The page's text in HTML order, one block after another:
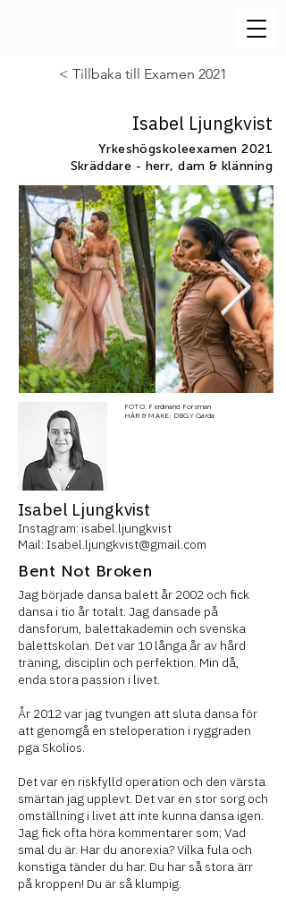
< Tillbaka till Examen 2021
Isabel Ljungkvist
Yrkeshögskoleexamen 2021
Skräddare - herr, dam & klänning
FOTO: Ferdinand Forsman
HÅR & MAKE: DBGY Gårda
Isabel Ljungkvist
Instagram: isabel.ljungkvist
Mail: Isabel.ljungkvist@gmail.com
Bent Not Broken
Jag började dansa balett år 2002 och fick
dansa i tio år totalt. Jag dansade på
dansforum, balettakademin och svenska
balettskolan. Det var 10 långa år av hård
träning, disciplin och perfektion. Min då,
enda stora passion i livet.
År 2012 var jag tvungen att sluta dansa för
att genomgå en steloperation i ryggraden
pga Skolios.
Det var en riskfylld operation och den värsta
smärtan jag upplevt. Det var en stor sorg och
omställning i livet att inte kunna dansa igen.
Jag fick ofta höra kommentarer som; Vad
smal du är. Har du anorexia? Vilka fula och
konstiga tänder du har. Du har så stora ärr
på kroppen! Du är så klumpig.